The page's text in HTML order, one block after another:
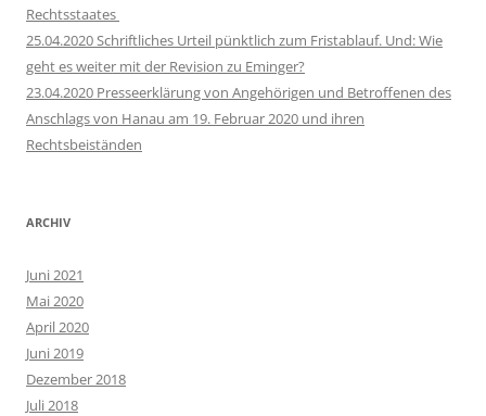
Rechtsstaates
25.04.2020 Schriftliches Urteil pünktlich zum Fristablauf. Und: Wie
geht es weiter mit der Revision zu Eminger?
23.04.2020 Presseerklärung von Angehörigen und Betroffenen des
Anschlags von Hanau am 19. Februar 2020 und ihren
Rechtsbeiständen
ARCHIV
Juni 2021
Mai 2020
April 2020
Juni 2019
Dezember 2018
Juli 2018